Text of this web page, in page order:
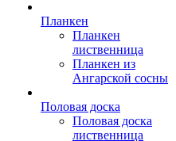
Планкен
Планкен
лиственница
Планкен из
Ангарской сосны
Половая доска
Половая доска
лиственница